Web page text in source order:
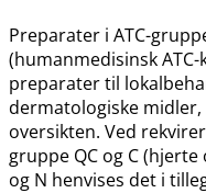
Preparater i ATC-
(humanmedisinsk
preparater til
dermatologiske
oversikten. Ved
gruppe QC og C
og N henvises det i